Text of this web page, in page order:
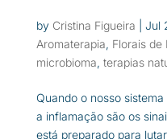
by Cristina Figueira Jul
Aromaterapia, Florais de
microbioma, terapias
Quando o nosso
a inflamação são os
está preparado para